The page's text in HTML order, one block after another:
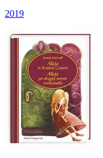
2019